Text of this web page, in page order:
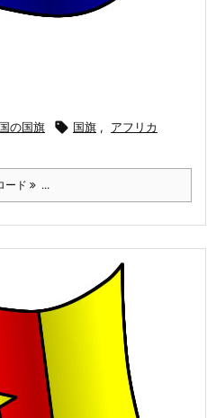
の国旗  国旗 , アフリカ
ード ...